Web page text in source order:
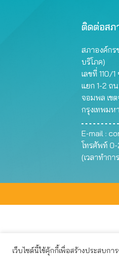
ติดต่อสภ
สภาองค์กร
บริโภค)
เลขที่ 110/
แยก 1-2 ถ
จอมพล เข
กรุงเทพมห
E-mail :
โทรศัพท์
(เวลาทำก
เว็บไซต์นี้ใช้คุ้กกี้เพื่อสร้างประสบก
เว็บไซต์นี้ใช้คุกกี้เพื่อมอบ